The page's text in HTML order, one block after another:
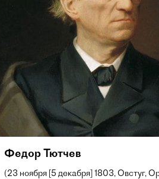
Федор Тютчев
(23 ноября [5 декабря] 1803, Овстуг,